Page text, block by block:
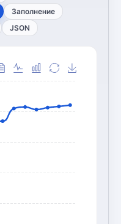
Заполнение
JSON